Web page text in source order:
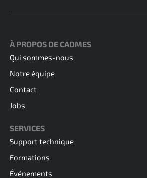
À PROPOS DE CADMES
Qui sommes-nous
Notre équipe
Contact
Jobs
SERVICES
Support technique
Formations
Événements